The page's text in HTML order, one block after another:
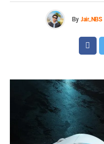
ByJair_NBS